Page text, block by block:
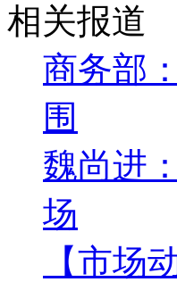
相关报道
商务部
围
魏尚进
场
【市场